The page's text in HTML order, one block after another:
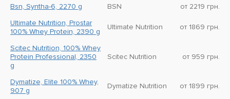
Bsn, Syntha-6, 2270 g
BSN
от 2219 грн.
Ultimate Nutrition, Prostar
100% Whey Protein, 2390 g
Ultimate Nutrition от 1869 грн.
Scitec Nutrition, 100% Whey
Protein Professional, 2350
g
Scitec Nutrition от 959 грн.
Dymatize, Elite 100% Whey,
907 g
Dymatize Nutrition от 1899 грн.